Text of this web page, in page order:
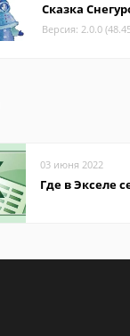
Сказка
Версия: 2.0.0
03 июня 2022
Где в Экселе